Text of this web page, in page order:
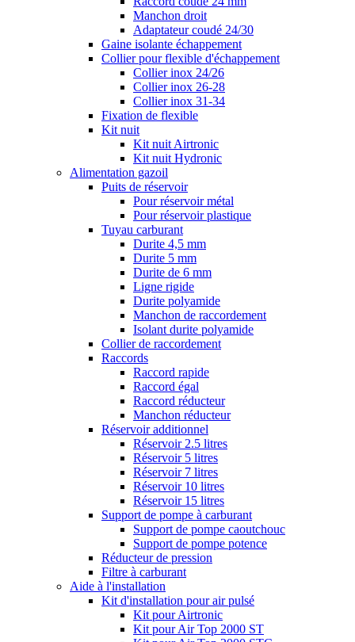
Manchon droit
Adaptateur coudé 24/30
Gaine isolante échappement
Collier pour flexible d'échappement
Collier inox 24/26
Collier inox 26-28
Collier inox 31-34
Fixation de flexible
Kit nuit
Kit nuit Airtronic
Kit nuit Hydronic
Alimentation gazoil
Puits de réservoir
Pour réservoir métal
Pour réservoir plastique
Tuyau carburant
Durite 4,5 mm
Durite 5 mm
Durite de 6 mm
Ligne rigide
Durite polyamide
Manchon de raccordement
Isolant durite polyamide
Collier de raccordement
Raccords
Raccord rapide
Raccord égal
Raccord réducteur
Manchon réducteur
Réservoir additionnel
Réservoir 2.5 litres
Réservoir 5 litres
Réservoir 7 litres
Réservoir 10 litres
Réservoir 15 litres
Support de pompe à carburant
Support de pompe caoutchouc
Support de pompe potence
Réducteur de pression
Filtre à carburant
Aide à l'installation
Kit d'installation pour air pulsé
Kit pour Airtronic
Kit pour Air Top 2000 ST